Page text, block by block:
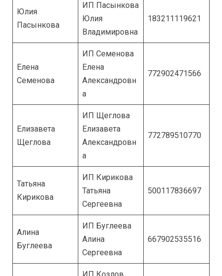
Юлия
Пасынкова
ИП Пасынкова
Юлия
Владимировна
183211119621
Елена
Семенова
ИП Семенова
Елена
Александровн
а
772902471566
Елизавета
Щеглова
ИП Щеглова
Елизавета
Александровн
а
772789510770
Татьяна
Кирикова
ИП Кирикова
Татьяна
Сергеевна
500117836697
Алина
Буглеева
ИП Буглеева
Алина
Сергеевна
667902535516